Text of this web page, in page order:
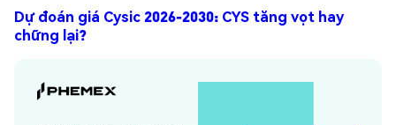
Dự đoán giá Cysic 2026-2030: CYS tăng vọt hay
chững lại?